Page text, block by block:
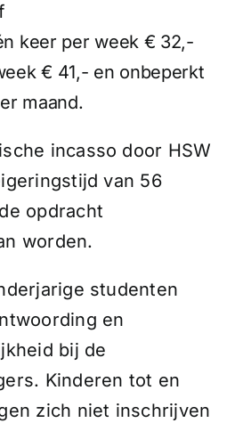
keer per week € 32,-
€ 41,- en onbeperkt
maand.
incasso door HSW
van 56
opdracht
worden.
studenten
en
bij de
Kinderen tot en
zich niet inschrijven